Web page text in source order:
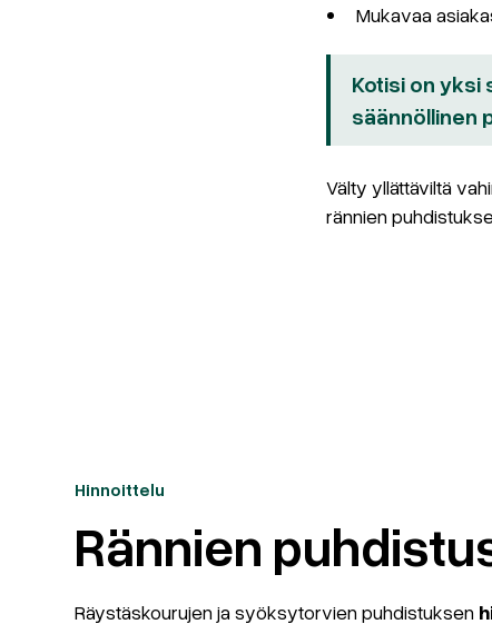
Mukavaa
Kotisi on yksi
säännöllinen
Välty yllättäviltä
rännien
Hinnoittelu
Rännien
Räystäskourujen ja syöksytorvien puhdistuksen